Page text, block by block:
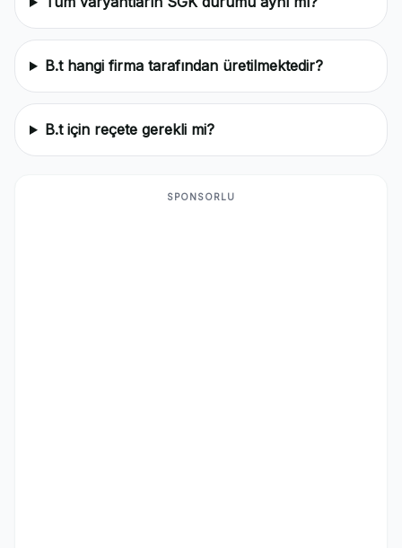
B.t hangi firma tarafından üretilmektedir?
B.t için reçete gerekli mi?
SPONSORLU